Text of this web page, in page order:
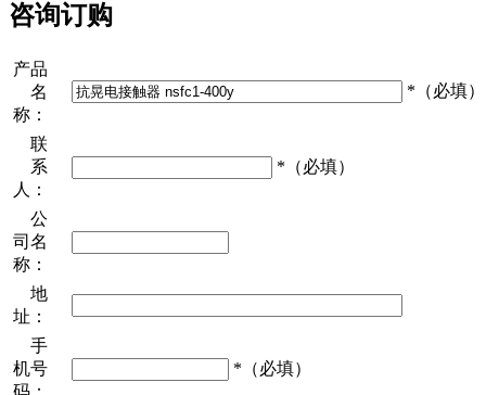
咨询订购
产品
名
称：
*（必填）
联
系
人：
*（必填）
公
司名
称：
地
址：
手
机号
码：
*（必填）